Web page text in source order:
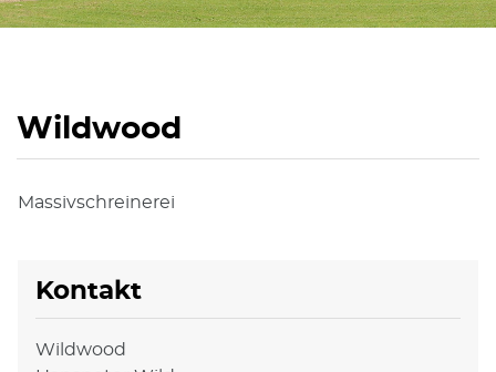
Wildwood
Massivschreinerei
Kontakt
Wildwood